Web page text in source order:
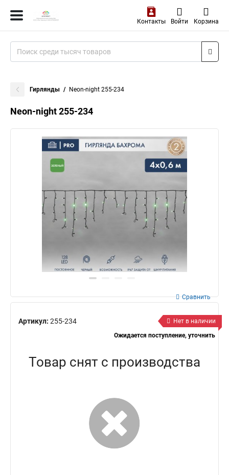
Контакты Войти Корзина
Гирлянды Neon-night 255-234
Neon-night 255-234
Артикул: 255-234
Сравнить
Нет в наличии
Ожидается поступление, уточнить
Товар снят с производства